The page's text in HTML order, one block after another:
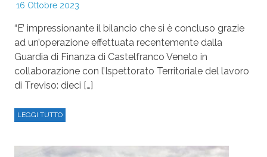
16 Ottobre 2023
“E’ impressionante il bilancio che si è concluso grazie
ad un’operazione effettuata recentemente dalla
Guardia di Finanza di Castelfranco Veneto in
collaborazione con l’Ispettorato Territoriale del lavoro
di Treviso: dieci […]
LEGGI TUTTO